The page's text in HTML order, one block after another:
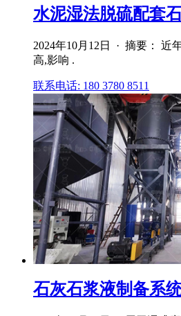
水泥湿法脱硫配套
2024年10月12日 · 摘要： 近
高,影响 .
联系电话: 180 3780 8511
石灰石浆液制备系